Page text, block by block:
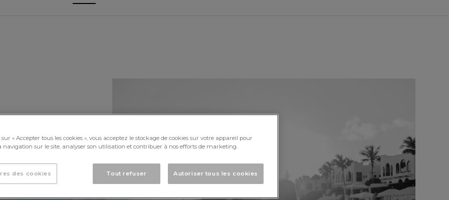
« Accepter tous les cookies », vous acceptez le stockage de cookies sur votre appareil pour
navigation sur le site, analyser son utilisation et contribuer à nos efforts de marketing.
des cookies Tout refuser Autoriser tous les cookies